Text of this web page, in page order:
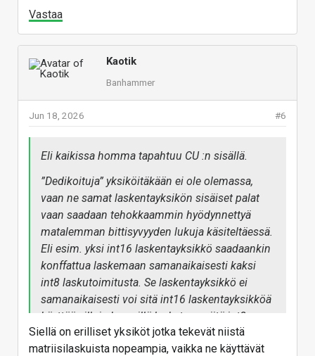
Vastaa
Kaotik
Banhammer
#6
Jun 18, 2026
Eli kaikissa homma tapahtuu CU :n sisällä.
”Dedikoituja” yksiköitäkään ei ole olemassa,
vaan ne samat laskentayksikön sisäiset palat
vaan saadaan tehokkaammin hyödynnettyä
matalemman bittisyvyyden lukuja käsiteltäessä.
Eli esim. yksi int16 laskentayksikkö saadaankin
konffattua laskemaan samanaikaisesti kaksi
int8 laskutoimitusta. Se laskentayksikkö ei
samanaikaisesti voi sitä int16 laskentayksikköä
käyttää silloin kun sillä lasketaan niitä int8
laskuja.
Siellä on erilliset yksiköt jotka tekevät niistä
matriisilaskuista nopeampia, vaikka ne käyttävät